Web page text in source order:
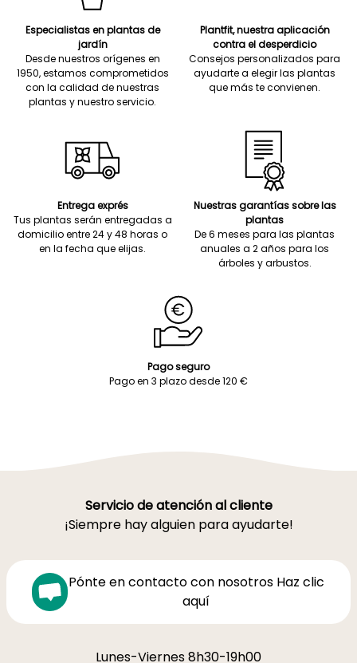
Especialistas en plantas de
jardín
Desde nuestros orígenes en
1950, estamos comprometidos
con la calidad de nuestras
plantas y nuestro servicio.
Plantfit, nuestra aplicación
contra el desperdicio
Consejos personalizados para
ayudarte a elegir las plantas
que más te convienen.
Entrega exprés
Tus plantas serán entregadas a
domicilio entre 24 y 48 horas o
en la fecha que elijas.
Nuestras garantías sobre las
plantas
De 6 meses para las plantas
anuales a 2 años para los
árboles y arbustos.
Pago seguro
Pago en 3 plazo desde 120 €
Servicio de atención al cliente
¡Siempre hay alguien para ayudarte!
Pónte en contacto con nosotros Haz clic
aquí
Lunes-Viernes 8h30-19h00